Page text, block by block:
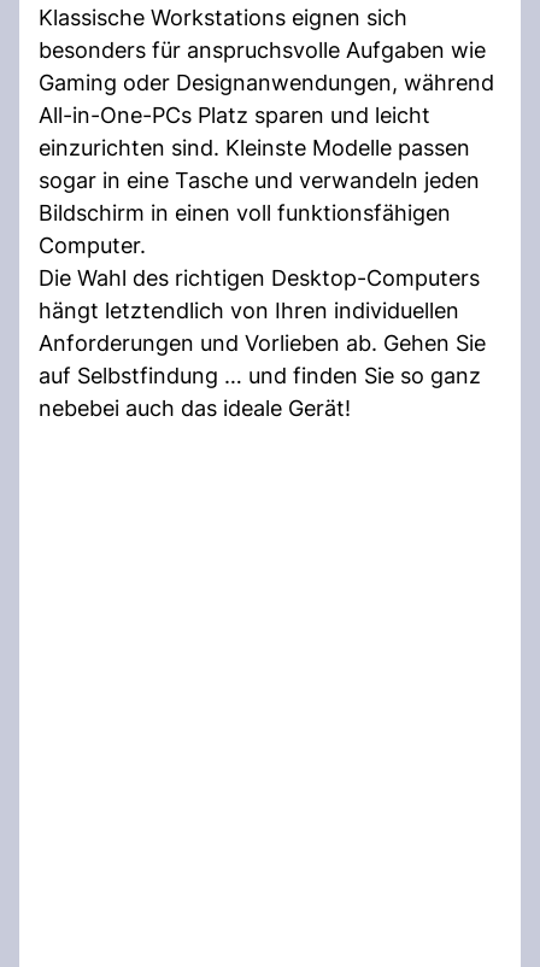
Klassische Workstations eignen sich
besonders für anspruchsvolle Aufgaben wie
Gaming oder Designanwendungen, während
All-in-One-PCs Platz sparen und leicht
einzurichten sind. Kleinste Modelle passen
sogar in eine Tasche und verwandeln jeden
Bildschirm in einen voll funktionsfähigen
Computer.
Die Wahl des richtigen Desktop-Computers
hängt letztendlich von Ihren individuellen
Anforderungen und Vorlieben ab. Gehen Sie
auf Selbstfindung … und finden Sie so ganz
nebebei auch das ideale Gerät!